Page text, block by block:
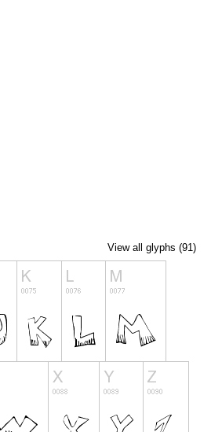
View all glyphs (91)